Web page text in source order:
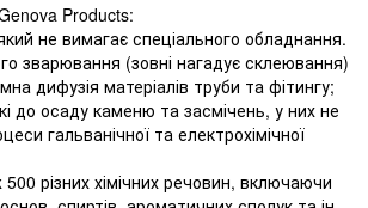
Products:
не вимагає спеціального обладнання.
зварювання (зовні нагадує склеювання)
дифузія матеріалів труби та фітингу;
до осаду каменю та засмічень, у них не
гальванічної та електрохімічної
500 різних хімічних речовин, включаючи